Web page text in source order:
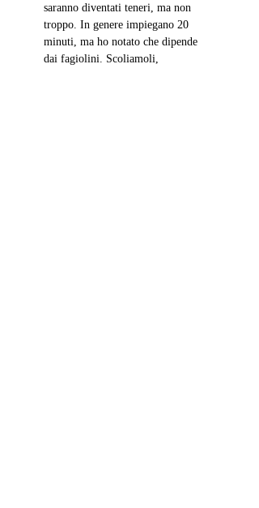
saranno diventati teneri, ma non
troppo. In genere impiegano 20
minuti, ma ho notato che dipende
dai fagiolini. Scoliamoli,